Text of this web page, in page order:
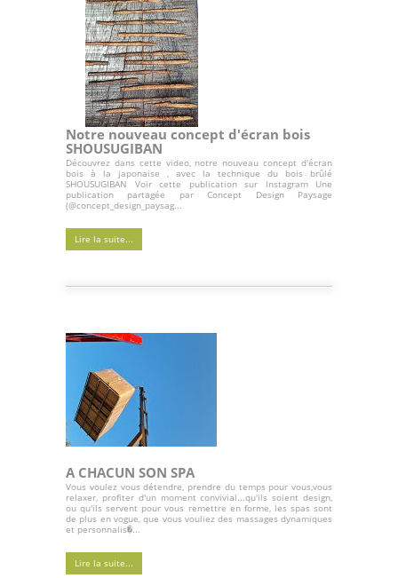
Notre nouveau concept d'écran bois
SHOUSUGIBAN
Découvrez dans cette video, notre nouveau concept d'écran
bois à la japonaise , avec la technique du bois brûlé
SHOUSUGIBAN Voir cette publication sur Instagram Une
publication partagée par Concept Design Paysage
(@concept_design_paysag...
Lire la suite...
A CHACUN SON SPA
Vous voulez vous détendre, prendre du temps pour vous,vous
relaxer, profiter d'un moment convivial...qu'ils soient design,
ou qu'ils servent pour vous remettre en forme, les spas sont
de plus en vogue, que vous vouliez des massages dynamiques
et personnalis�...
Lire la suite...